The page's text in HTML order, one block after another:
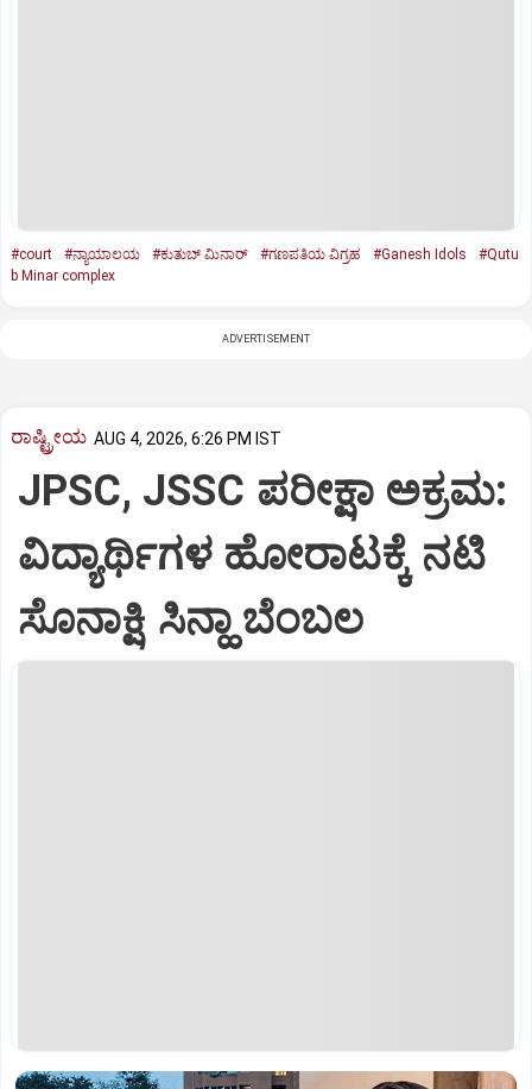
#court #ನ್ಯಾಯಾಲಯ #ಕುತುಬ್‌ ಮಿನಾರ್‌ #ಗಣಪತಿಯ ವಿಗ್ರಹ #Ganesh Idols
#Qutu
b Minar complex
ADVERTISEMENT
ರಾಷ್ಟ್ರೀಯ AUG 4, 2026, 6:26 PM IST
JPSC, JSSC ಪರೀಕ್ಷಾ ಅಕ್ರಮ:
ವಿದ್ಯಾರ್ಥಿಗಳ ಹೋರಾಟಕ್ಕೆ ನಟಿ
ಸೊನಾಕ್ಷಿ ಸಿನ್ಹಾ ಬೆಂಬಲ